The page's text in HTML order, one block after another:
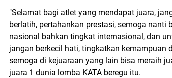
"Selamat bagi atlet yang mendapat juara,
berlatih, pertahankan prestasi, semoga nanti
nasional bahkan tingkat internasional, dan
jangan berkecil hati, tingkatkan kemampuan
semoga di kejuaraan yang lain bisa meraih
juara 1 dunia lomba KATA beregu itu.